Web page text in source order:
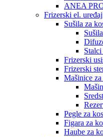
ANEA
Frizerski el.
Sušila za
Stalci
Frizerski
Frizerski
Mašinice
Pegle za
Figara za
Haube za